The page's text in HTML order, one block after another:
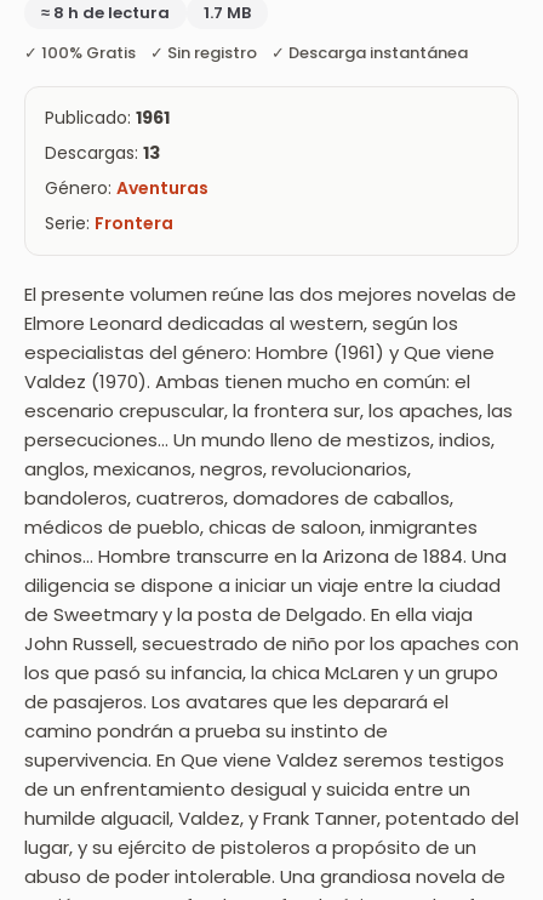
≈ 8 h de lectura
1.7 MB
✓ 100% Gratis ✓ Sin registro ✓ Descarga instantánea
Publicado: 1961
Descargas: 13
Género: Aventuras
Serie: Frontera
El presente volumen reúne las dos mejores novelas de
Elmore Leonard dedicadas al western, según los
especialistas del género: Hombre (1961) y Que viene
Valdez (1970). Ambas tienen mucho en común: el
escenario crepuscular, la frontera sur, los apaches, las
persecuciones… Un mundo lleno de mestizos, indios,
anglos, mexicanos, negros, revolucionarios,
bandoleros, cuatreros, domadores de caballos,
médicos de pueblo, chicas de saloon, inmigrantes
chinos… Hombre transcurre en la Arizona de 1884. Una
diligencia se dispone a iniciar un viaje entre la ciudad
de Sweetmary y la posta de Delgado. En ella viaja
John Russell, secuestrado de niño por los apaches con
los que pasó su infancia, la chica McLaren y un grupo
de pasajeros. Los avatares que les deparará el
camino pondrán a prueba su instinto de
supervivencia. En Que viene Valdez seremos testigos
de un enfrentamiento desigual y suicida entre un
humilde alguacil, Valdez, y Frank Tanner, potentado del
lugar, y su ejército de pistoleros a propósito de un
abuso de poder intolerable. Una grandiosa novela de